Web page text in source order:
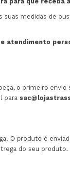
medidas de
atendimento
o primeiro
para
O produto é
do seu produto.